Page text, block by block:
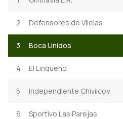
2 Defensores de Vilelas
3 Boca Unidos
4 El Linqueno
5 Independiente Chivilcoy
6 Sportivo Las Parejas